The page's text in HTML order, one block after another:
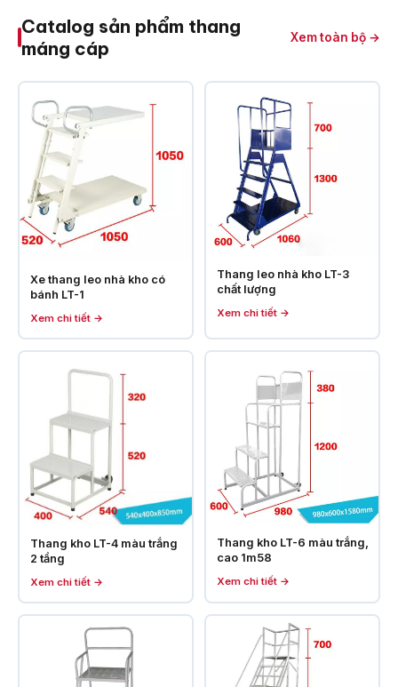
Catalog sản phẩm thang
máng cáp
Xem toàn bộ →
Xe thang leo nhà kho có
bánh LT-1
Xem chi tiết →
Thang leo nhà kho LT-3
chất lượng
Xem chi tiết →
Thang kho LT-4 màu trắng
2 tầng
Xem chi tiết →
Thang kho LT-6 màu trắng,
cao 1m58
Xem chi tiết →